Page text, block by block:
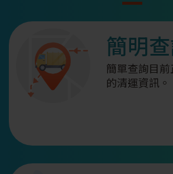
簡明
簡單查詢目前
的清運資訊。